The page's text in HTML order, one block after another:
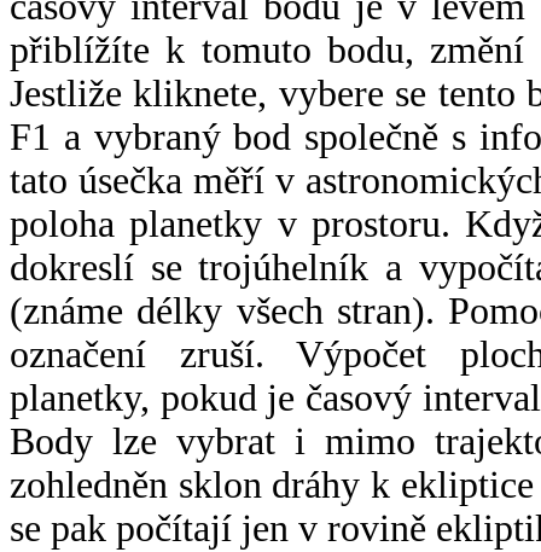
přiblížíte k tomuto bodu,
Jestliže kliknete, vybere se tento
F1 a vybraný bod společně s
tato úsečka měří v
poloha planetky v prostoru.
dokreslí se trojúhelník a
(známe délky všech stran).
označení zruší. Výpočet
planetky, pokud je časový
Body lze vybrat i mimo
zohledněn sklon dráhy k
se pak počítají jen v rovině